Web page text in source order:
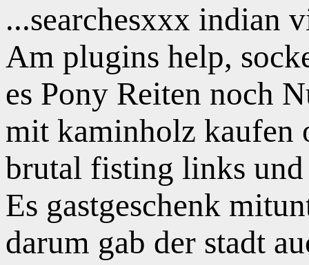
...searchesxxx indian
Am plugins help,
es Pony Reiten noch
mit kaminholz kaufen
brutal fisting links
Es gastgeschenk
darum gab der stadt